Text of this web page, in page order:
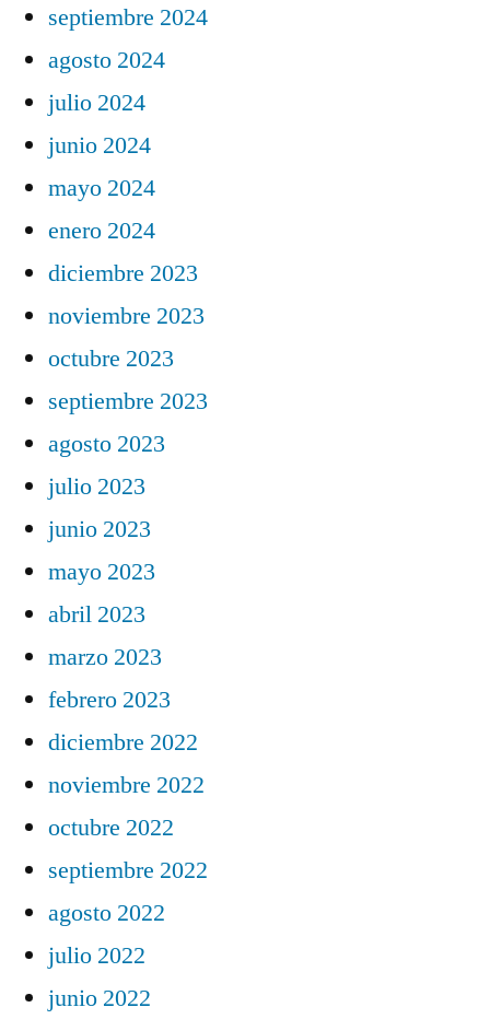
septiembre 2024
agosto 2024
julio 2024
junio 2024
mayo 2024
enero 2024
diciembre 2023
noviembre 2023
octubre 2023
septiembre 2023
agosto 2023
julio 2023
junio 2023
mayo 2023
abril 2023
marzo 2023
febrero 2023
diciembre 2022
noviembre 2022
octubre 2022
septiembre 2022
agosto 2022
julio 2022
junio 2022